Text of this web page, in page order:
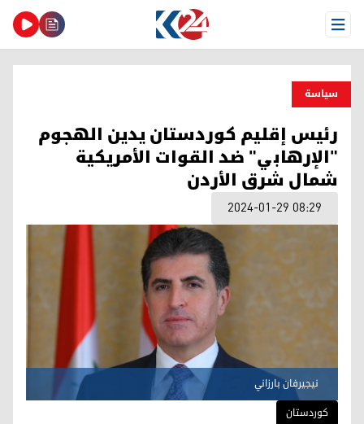
Open Menu
سیاسة
رئيس إقليم كوردستان يدين الهجوم
"الإرهابي" ضد القوات الأمريكية
شمال شرق الأردن
2024-01-29 08:29
نيجيرفان بارزاني
کوردستان